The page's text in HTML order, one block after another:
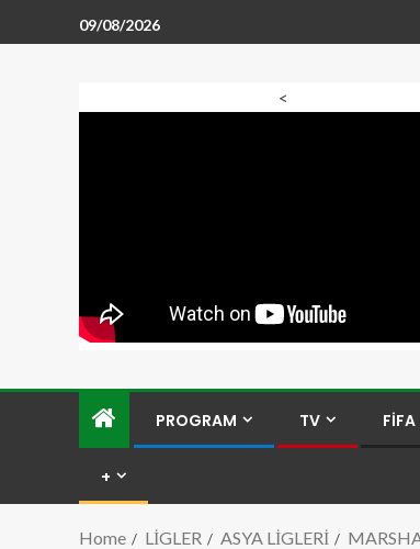
09/08/2026
<
PROGRAM TV FİFA
+
Home LİGLER ASYA LİGLERİ